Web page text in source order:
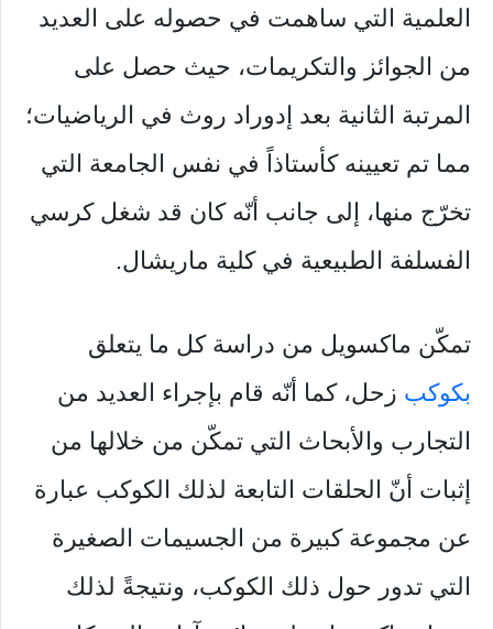
العلمية التي ساهمت في حصوله على العديد
من الجوائز والتكريمات، حيث حصل على
المرتبة الثانية بعد إدوراد روث في الرياضيات؛
مما تم تعيينه كأستاذاً في نفس الجامعة التي
تخرّج منها، إلى جانب أنّه كان قد شغل كرسي
الفسلفة الطبيعية في كلية ماريشال.
تمكّن ماكسويل من دراسة كل ما يتعلق
بكوكب زحل، كما أنّه قام بإجراء العديد من
التجارب والأبحاث التي تمكّن من خلالها من
إثبات أنّ الحلقات التابعة لذلك الكوكب عبارة
عن مجموعة كبيرة من الجسيمات الصغيرة
التي تدور حول ذلك الكوكب، ونتيجةً لذلك